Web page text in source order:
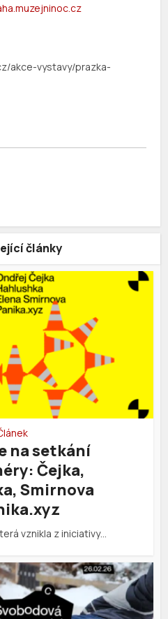
akce-vystavy/prazka-
články
na setkání
Čejka,
Smirnova
vznikla z iniciativy…